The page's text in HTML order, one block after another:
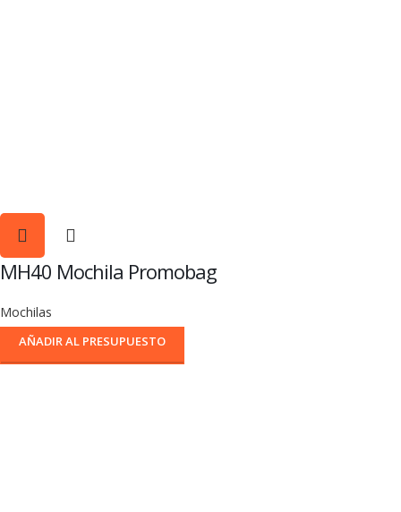
MH40 Mochila Promobag
Mochilas
AÑADIR AL PRESUPUESTO